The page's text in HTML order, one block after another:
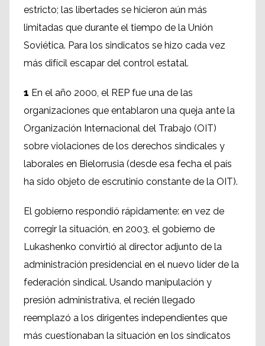
estricto; las libertades se hicieron aún más
limitadas que durante el tiempo de la Unión
Soviética. Para los sindicatos se hizo cada vez
más difícil escapar del control estatal.
1 En el año 2000, el REP fue una de las
organizaciones que entablaron una queja ante la
Organización Internacional del Trabajo (OIT)
sobre violaciones de los derechos sindicales y
laborales en Bielorrusia (desde esa fecha el país
ha sido objeto de escrutinio constante de la OIT).
El gobierno respondió rápidamente: en vez de
corregir la situación, en 2003, el gobierno de
Lukashenko convirtió al director adjunto de la
administración presidencial en el nuevo líder de la
federación sindical. Usando manipulación y
presión administrativa, el recién llegado
reemplazó a los dirigentes independientes que
más cuestionaban la situación en los sindicatos